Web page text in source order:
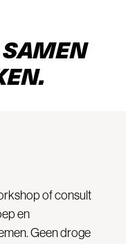
of consult
en
Geen droge